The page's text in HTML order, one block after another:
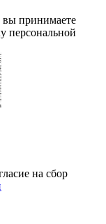
принимаете
персональной
на сбор